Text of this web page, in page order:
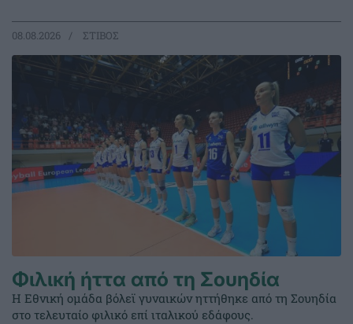
08.08.2026 ΣΤΙΒΟΣ
Φιλική ήττα από τη Σουηδία
Η Εθνική ομάδα βόλεϊ γυναικών ηττήθηκε από τη Σουηδία
στο τελευταίο φιλικό επί ιταλικού εδάφους.